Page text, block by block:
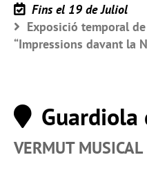
Fins el 19 de Juliol
Exposició temporal
“Impressions davant la
Guardiola
VERMUT MUSICAL